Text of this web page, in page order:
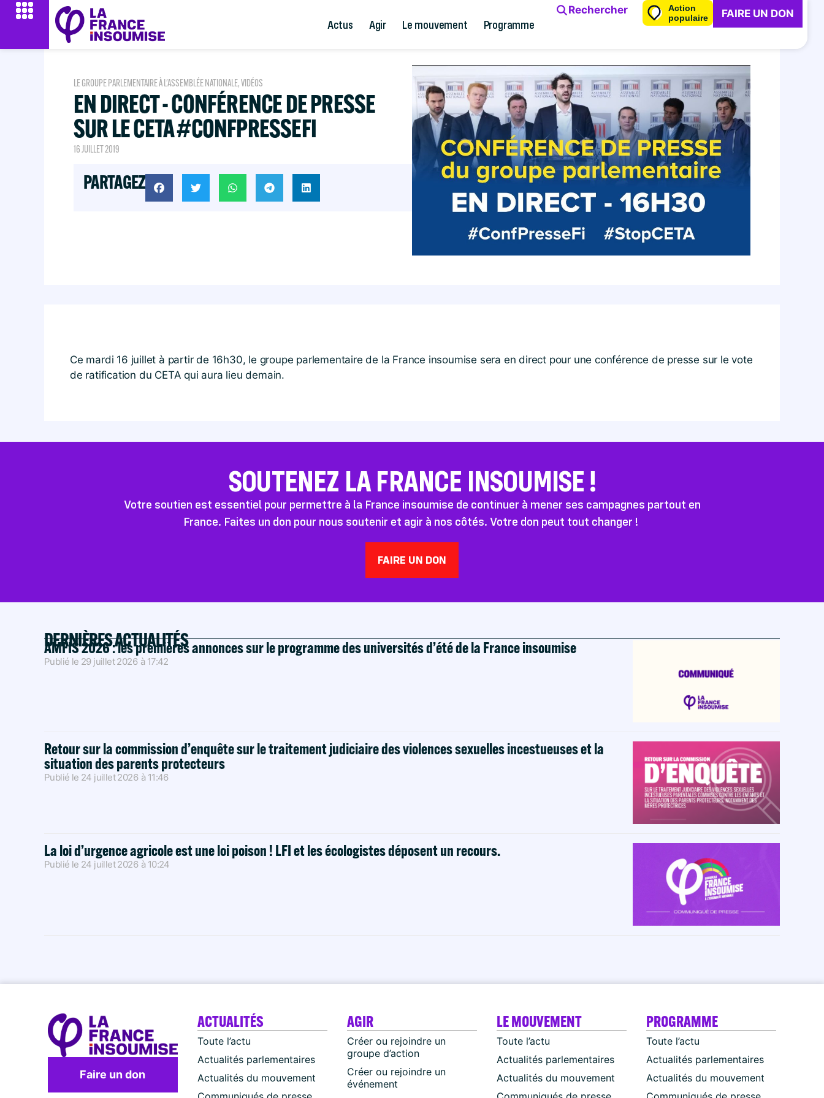
Actus Agir Le mouvement Programme
Rechercher
Action
populaire
FAIRE UN DON
LE GROUPE PARLEMENTAIRE À L'ASSEMBLÉE NATIONALE,VIDÉOS
EN DIRECT - CONFÉRENCE DE PRESSE
SUR LE CETA #CONFPRESSEFI
16 JUILLET 2019
PARTAGEZ
Ce mardi 16 juillet à partir de 16h30, le groupe parlementaire de la France insoumise sera en direct pour une conférence de presse sur le vote
de ratification du CETA qui aura lieu demain.
SOUTENEZ LA FRANCE INSOUMISE !
Votre soutien est essentiel pour permettre à la France insoumise de continuer à mener ses campagnes partout en
France. Faites un don pour nous soutenir et agir à nos côtés. Votre don peut tout changer !
FAIRE UN DON
DERNIÈRES ACTUALITÉS
AMFIS 2026 : les premières annonces sur le programme des universités d’été de la France insoumise
Publié le 29 juillet 2026 à 17:42
Retour sur la commission d’enquête sur le traitement judiciaire des violences sexuelles incestueuses et la
situation des parents protecteurs
Publié le 24 juillet 2026 à 11:46
La loi d’urgence agricole est une loi poison ! LFI et les écologistes déposent un recours.
Publié le 24 juillet 2026 à 10:24
Faire un don
ACTUALITÉS
Toute l’actu
Actualités parlementaires
Actualités du mouvement
AGIR
Créer ou rejoindre un
groupe d’action
Créer ou rejoindre un
événement
LE MOUVEMENT
Toute l’actu
Actualités parlementaires
Actualités du mouvement
PROGRAMME
Toute l’actu
Actualités parlementaires
Actualités du mouvement